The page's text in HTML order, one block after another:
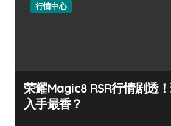
行情中心
荣耀Magic8 RSR行情剧透
入手最香？